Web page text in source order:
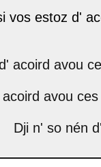
vos estoz d'
acoird avou
acoird avou
Dji n' so nén